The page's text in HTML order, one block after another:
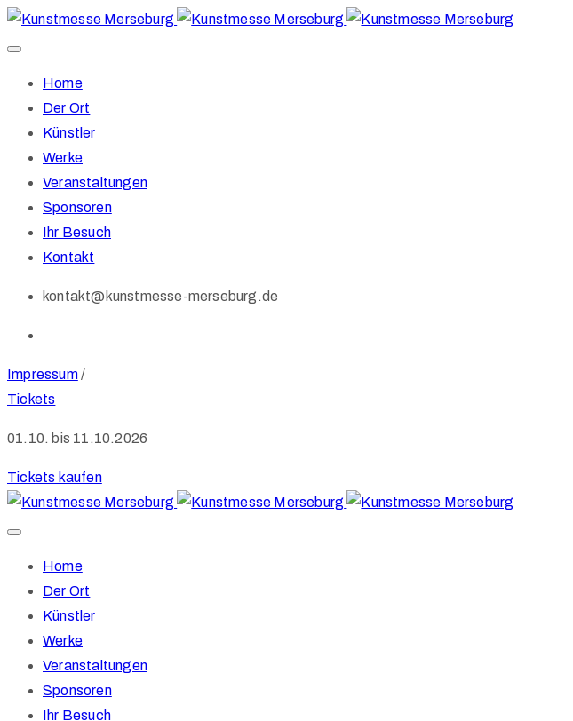
Home
Der Ort
Künstler
Werke
Veranstaltungen
Sponsoren
Ihr Besuch
Kontakt
kontakt@kunstmesse-merseburg.de
Impressum/
Tickets
01.10. bis 11.10.2026
Tickets kaufen
Home
Der Ort
Künstler
Werke
Veranstaltungen
Sponsoren
Ihr Besuch